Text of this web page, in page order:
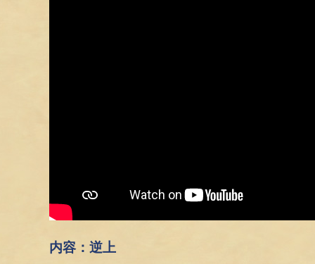
内容：逆上